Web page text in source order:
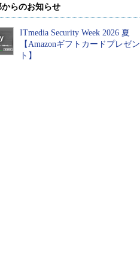
らのお知らせ
ITmedia Security Week 2026 夏
【Amazonギフトカードプレゼン
ト】